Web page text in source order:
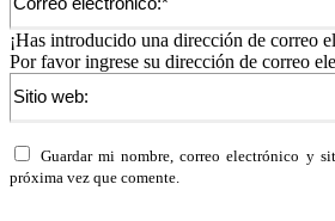
¡Has introducido una dirección de correo
Por favor ingrese su dirección de correo
Guardar mi nombre, correo electrónico y
próxima vez que comente.